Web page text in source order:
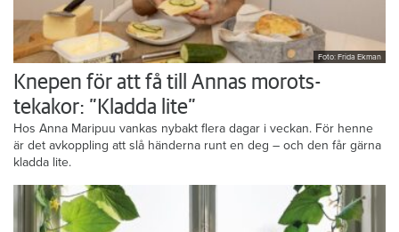
Foto: Frida Ekman
Knepen för att få till Annas morots-
tekakor: ”Kladda lite”
Hos Anna Maripuu vankas nybakt flera dagar i veckan. För henne
är det avkoppling att slå händerna runt en deg – och den får gärna
kladda lite.